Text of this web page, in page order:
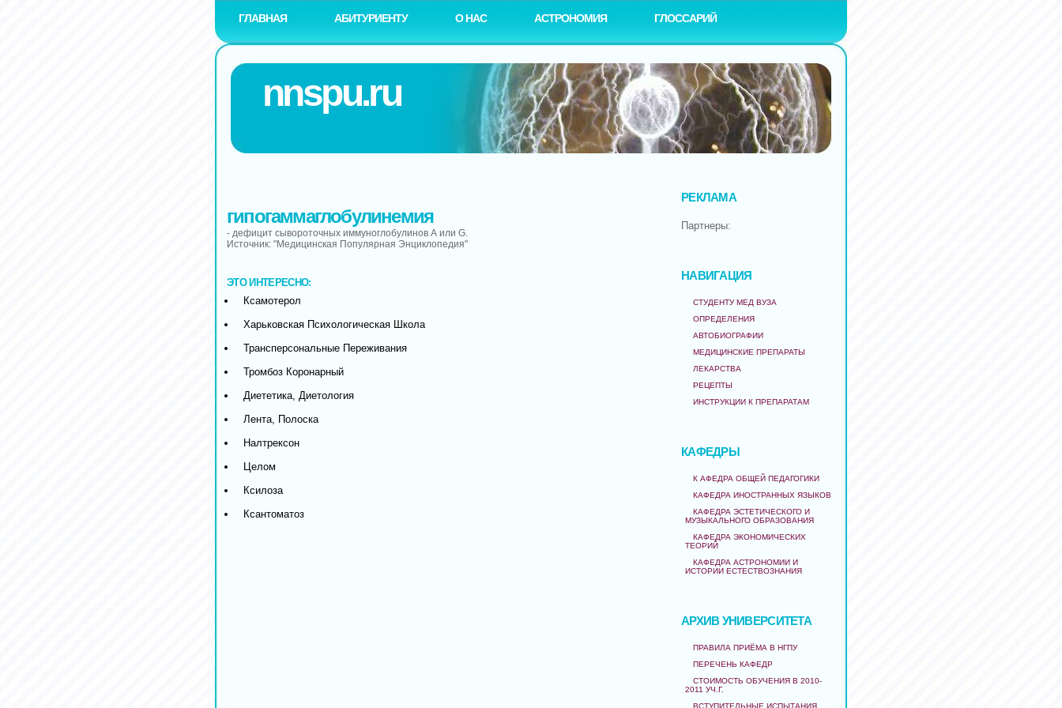
ГЛАВНАЯ АБИТУРИЕНТУ О НАС АСТРОНОМИЯ ГЛОССАРИЙ
nnspu.ru
гипогаммаглобулинемия
- дефицит сывороточных иммуноглобулинов А или G.
Источник: "Медицинская Популярная Энциклопедия"
ЭТО ИНТЕРЕСНО:
Ксамотерол
Харьковская Психологическая Школа
Трансперсональные Переживания
Тромбоз Коронарный
Диететика, Диетология
Лента, Полоска
Налтрексон
Целом
Ксилоза
Ксантоматоз
РЕКЛАМА
Партнеры:
НАВИГАЦИЯ
СТУДЕНТУ МЕД ВУЗА
ОПРЕДЕЛЕНИЯ
АВТОБИОГРАФИИ
МЕДИЦИНСКИЕ ПРЕПАРАТЫ
ЛЕКАРСТВА
РЕЦЕПТЫ
ИНСТРУКЦИИ К ПРЕПАРАТАМ
КАФЕДРЫ
К АФЕДРА ОБЩЕЙ ПЕДАГОГИКИ
КАФЕДРА ИНОСТРАННЫХ ЯЗЫКОВ
КАФЕДРА ЭСТЕТИЧЕСКОГО И
МУЗЫКАЛЬНОГО ОБРАЗОВАНИЯ
КАФЕДРА ЭКОНОМИЧЕСКИХ
ТЕОРИЙ
КАФЕДРА АСТРОНОМИИ И
ИСТОРИИ ЕСТЕСТВОЗНАНИЯ
АРХИВ УНИВЕРСИТЕТА
ПРАВИЛА ПРИЁМА В НГПУ
ПЕРЕЧЕНЬ КАФЕДР
СТОИМОСТЬ ОБУЧЕНИЯ В 2010-
2011 УЧ.Г.
ВСТУПИТЕЛЬНЫЕ ИСПЫТАНИЯ